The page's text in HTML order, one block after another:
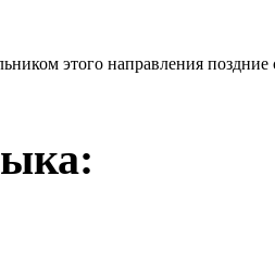
этого направления